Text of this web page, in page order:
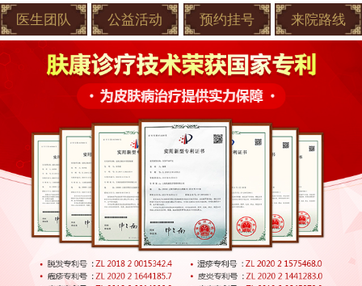
医生团队 公益活动 预约挂号 来院路线